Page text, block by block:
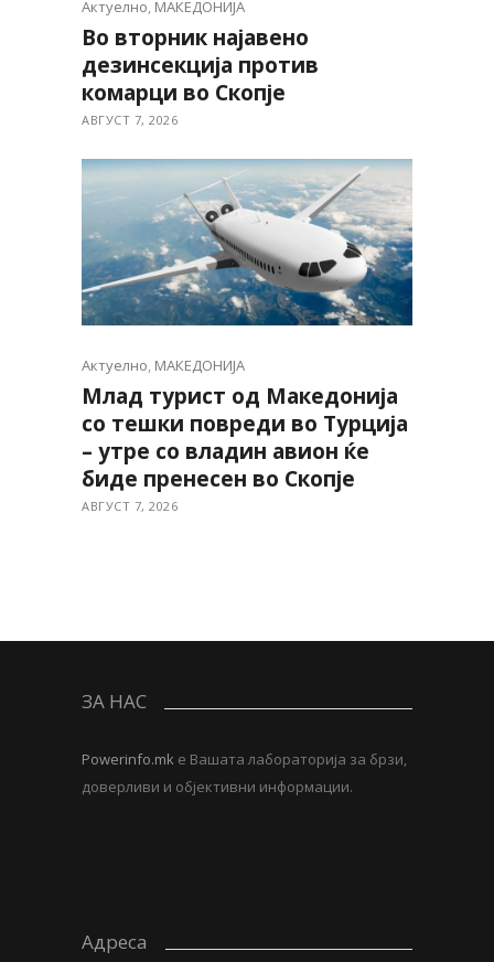
Актуелно МАКЕДОНИЈА
Во вторник најавено
дезинсекција против
комарци во Скопје
АВГУСТ 7, 2026
Актуелно, МАКЕДОНИЈА
Млад турист од Македонија
со тешки повреди во Турција
– утре со владин авион ќе
биде пренесен во Скопје
АВГУСТ 7, 2026
ЗА НАС
Powerinfo.mk e Вашата лабораторија за брзи,
доверливи и објективни информации.
Адреса